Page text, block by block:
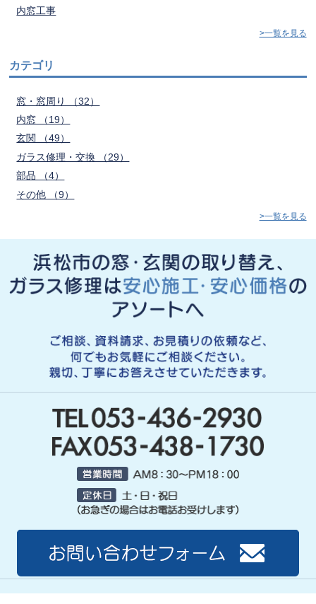
内窓工事
>一覧を見る
カテゴリ
窓・窓周り （32）
内窓 （19）
玄関 （49）
ガラス修理・交換 （29）
部品 （4）
その他 （9）
>一覧を見る